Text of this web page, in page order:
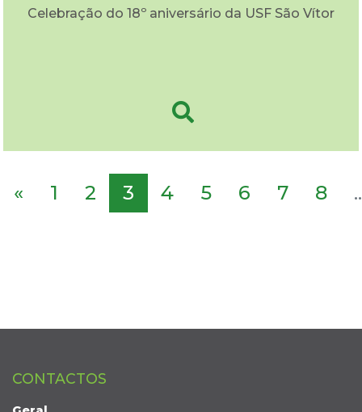
Celebração do 18º aniversário da USF São Vítor
« 1 2 3 4 5 6 7 8
CONTACTOS